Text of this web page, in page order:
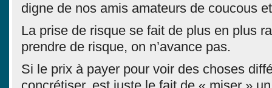
digne de nos amis amateurs de coucous
La prise de risque se fait de plus en plus
prendre de risque, on n’avance pas.
Si le prix à payer pour voir des choses